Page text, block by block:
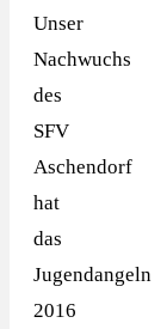
Unser
Nachwuchs
des
SFV
Aschendorf
hat
das
Jugendangeln
2016